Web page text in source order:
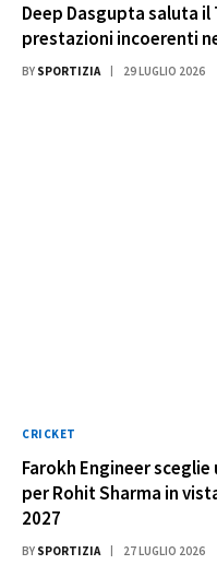
Deep Dasgupta saluta
prestazioni incoerenti
BY SPORTIZIA 29 LUGLIO 2026
CRICKET
Farokh Engineer
per Rohit Sharma in
2027
BY SPORTIZIA 27 LUGLIO 2026